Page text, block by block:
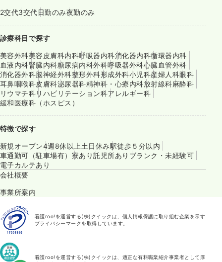
2交代3交代日勤のみ夜勤のみ
診療科目で探す
美容外科美容皮膚科内科呼吸器内科消化器内科循環器内科
血液内科腎臓内科糖尿病内科外科呼吸器外科心臓血管外科
消化器外科脳神経外科整形外科形成外科小児科産婦人科眼科
耳鼻咽喉科皮膚科泌尿器科精神科・心療内科放射線科麻酔科
リウマチ科リハビリテーション科アレルギー科
緩和医療科（ホスピス）
特徴で探す
新規オープン4週8休以上 土日休み駅徒歩５分以内
車通勤可（駐車場有） 寮あり託児所あり ブランク・未経験可
電子カルテあり
会社概要
事業所案内
看護roo!を運営する(株)クイックは、個人情報保護に取り組む企業を示す
プライバシーマークを取得しています。
看護roo!を運営する(株)クイックは、適正な有料職業紹介事業者として厚